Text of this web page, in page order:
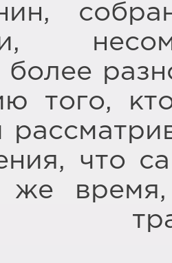
того,
что
время,